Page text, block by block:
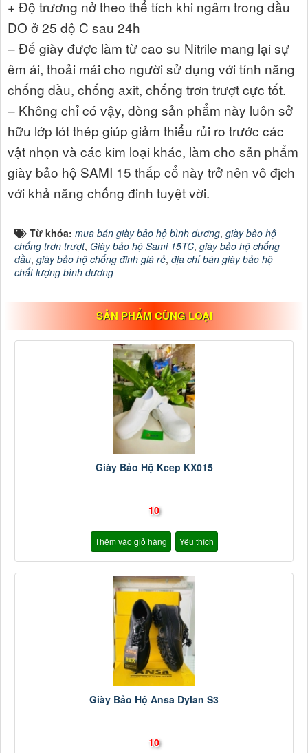
+ Độ trương nở theo thể tích khi ngâm trong dầu
DO ở 25 độ C sau 24h
– Đế giày được làm từ cao su Nitrile mang lại sự
êm ái, thoải mái cho người sử dụng với tính năng
chống dầu, chống axit, chống trơn trượt cực tốt.
– Không chỉ có vậy, dòng sản phẩm này luôn sở
hữu lớp lót thép giúp giảm thiểu rủi ro trước các
vật nhọn và các kim loại khác, làm cho sản phẩm
giày bảo hộ SAMI 15 thấp cổ này trở nên vô địch
với khả năng chống đinh tuyệt vời.
Từ khóa: mua bán giày bảo hộ bình dương, giày bảo hộ
chống trơn trượt, Giày bảo hộ Sami 15TC, giày bảo hộ chống
dầu, giày bảo hộ chống đinh giá rẻ, địa chỉ bán giày bảo hộ
chất lượng bình dương
SẢN PHẨM CÙNG LOẠI
Giày Bảo Hộ Kcep KX015
10
Thêm vào giỏ hàng Yêu thích
Giày Bảo Hộ Ansa Dylan S3
10